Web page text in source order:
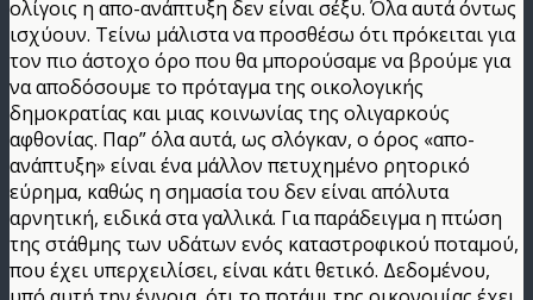
ολίγοις η απο-ανάπτυξη δεν είναι σέξυ. Όλα αυτά όντως
ισχύουν. Τείνω μάλιστα να προσθέσω ότι πρόκειται για
τον πιο άστοχο όρο που θα μπορούσαμε να βρούμε για
να αποδόσουμε το πρόταγμα της οικολογικής
δημοκρατίας και μιας κοινωνίας της ολιγαρκούς
αφθονίας. Παρ” όλα αυτά, ως σλόγκαν, ο όρος «απο-
ανάπτυξη» είναι ένα μάλλον πετυχημένο ρητορικό
εύρημα, καθώς η σημασία του δεν είναι απόλυτα
αρνητική, ειδικά στα γαλλικά. Για παράδειγμα η πτώση
της στάθμης των υδάτων ενός καταστροφικού ποταμού,
που έχει υπερχειλίσει, είναι κάτι θετικό. Δεδομένου,